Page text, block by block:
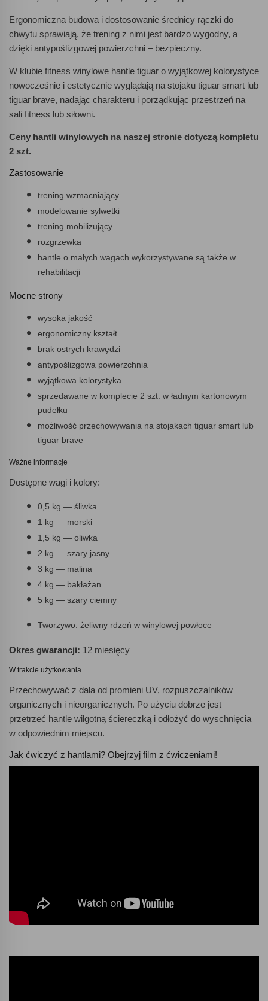
Ergonomiczna budowa i dostosowanie średnicy rączki do
chwytu sprawiają, że trening z nimi jest bardzo wygodny, a
dzięki antypoślizgowej powierzchni – bezpieczny.
W klubie fitness winylowe hantle tiguar o wyjątkowej kolorystyce
nowocześnie i estetycznie wyglądają na stojaku tiguar smart lub
tiguar brave, nadając charakteru i porządkując przestrzeń na
sali fitness lub siłowni.
Ceny hantli winylowych na naszej stronie dotyczą kompletu
2 szt.
Zastosowanie
trening wzmacniający
modelowanie sylwetki
trening mobilizujący
rozgrzewka
hantle o małych wagach wykorzystywane są także w
rehabilitacji
Mocne strony
wysoka jakość
ergonomiczny kształt
brak ostrych krawędzi
antypoślizgowa powierzchnia
wyjątkowa kolorystyka
sprzedawane w komplecie 2 szt. w ładnym kartonowym
pudełku
możliwość przechowywania na stojakach tiguar smart lub
tiguar brave
Ważne informacje
Dostępne wagi i kolory:
0,5 kg — śliwka
1 kg — morski
1,5 kg — oliwka
2 kg — szary jasny
3 kg — malina
4 kg — bakłażan
5 kg — szary ciemny
Tworzywo: żeliwny rdzeń w winylowej powłoce
Okres gwarancji: 12 miesięcy
W trakcie użytkowania
Przechowywać z dala od promieni UV, rozpuszczalników
organicznych i nieorganicznych. Po użyciu dobrze jest
przetrzeć hantle wilgotną ściereczką i odłożyć do wyschnięcia
w odpowiednim miejscu.
Jak ćwiczyć z hantlami? Obejrzyj film z ćwiczeniami!